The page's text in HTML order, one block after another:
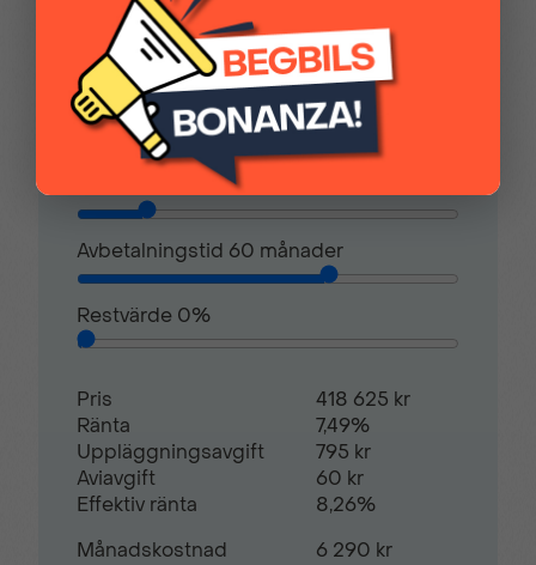
Vi hjälper dig att ordna finansiering av
din bil. Här kan du räkna ut din
månadskostnad och även göra en
ansökan online.
104 656,00 kr
Avbetalningstid 60 månader
Restvärde 0%
Pris
418 625 kr
Ränta
7,49%
Uppläggningsavgift
795 kr
Aviavgift
60 kr
Effektiv ränta
8,26%
Månadskostnad
6 290 kr